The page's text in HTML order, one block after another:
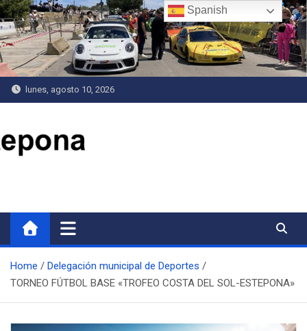
Saltar
al
contenido
lunes, agosto 10, 2026
Home
Delegación municipal de Deportes
TORNEO FÚTBOL BASE «TROFEO COSTA DEL SOL-ESTEPONA»
Spanish